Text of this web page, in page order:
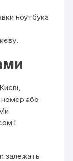
ноутбука
номер або
і
залежать